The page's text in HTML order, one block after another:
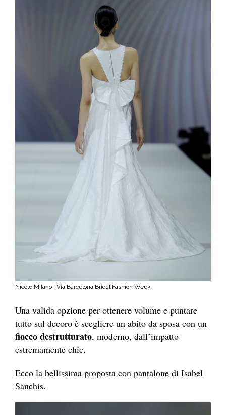
Nicole Milano | Via Barcelona Bridal Fashion Week
Una valida opzione per ottenere volume e puntare
tutto sul decoro è scegliere un abito da sposa con un
fiocco destrutturato, moderno, dall’impatto
estremamente chic.
Ecco la bellissima proposta con pantalone di Isabel
Sanchis.